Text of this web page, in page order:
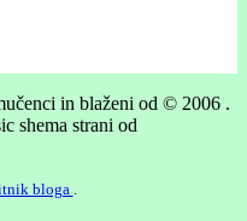
in blaženi od © 2006 .
shema strani od
bloga .